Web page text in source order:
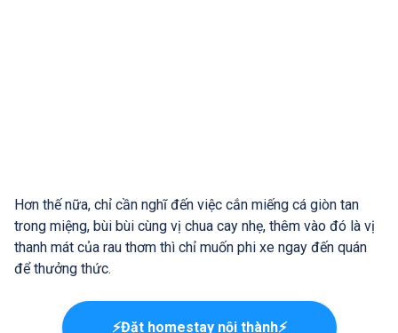
Hơn thế nữa, chỉ cần nghĩ đến việc cắn miếng cá giòn tan
trong miệng, bùi bùi cùng vị chua cay nhẹ, thêm vào đó là vị
thanh mát của rau thơm thì chỉ muốn phi xe ngay đến quán
để thưởng thức.
⚡Đặt homestay nội thành⚡